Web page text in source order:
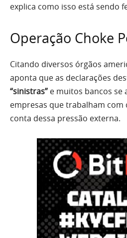
explica como isso está sendo
Operação Choke
Citando diversos órgãos
aponta que as declarações
“sinistras” e muitos bancos se
empresas que trabalham
conta dessa pressão externa.